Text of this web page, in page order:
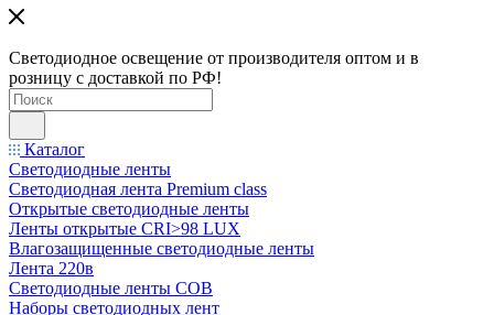
Светодиодное освещение от производителя оптом и в
розницу с доставкой по РФ!
Каталог
Светодиодные ленты
Светодиодная лента Premium class
Открытые светодиодные ленты
Ленты открытые CRI>98 LUX
Влагозащищенные светодиодные ленты
Лента 220в
Светодиодные ленты COB
Наборы светодиодных лент